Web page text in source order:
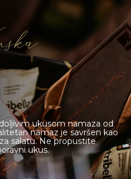
ukusom namaza od
namaz je savršen kao
salatu. Ne propustite
ukus.